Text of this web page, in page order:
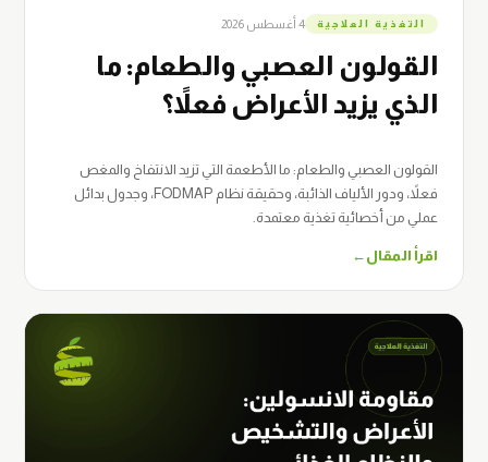
التغذية العلاجية 4 أغسطس 2026
القولون العصبي والطعام: ما
الذي يزيد الأعراض فعلاً؟
القولون العصبي والطعام: ما الأطعمة التي تزيد الانتفاخ والمغص
فعلاً، ودور الألياف الذائبة، وحقيقة نظام FODMAP، وجدول بدائل
عملي من أخصائية تغذية معتمدة.
اقرأ المقال ←